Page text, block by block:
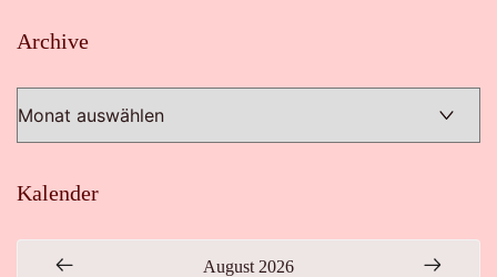
Archive
Kalender
August 2026